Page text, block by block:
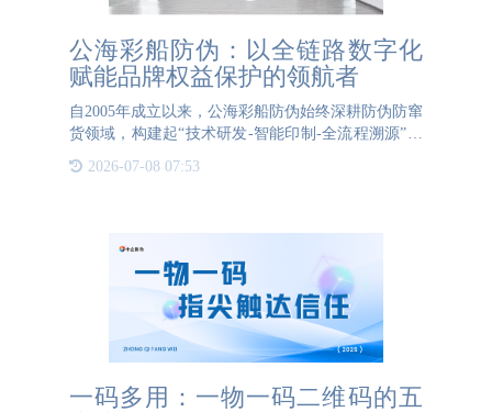
公海彩船防伪：以全链路数字化
赋能品牌权益保护的领航者
自2005年成立以来，公海彩船防伪始终深耕防伪防窜
货领域，构建起“技术研发-智能印制-全流程溯源”的
闭环生态体系。作为国家级高新技术企业、ISO9001
质量体系认证及双软认证企业，其拥有华北、华东、
2026-07-08 07:53
一码多用：一物一码二维码的五